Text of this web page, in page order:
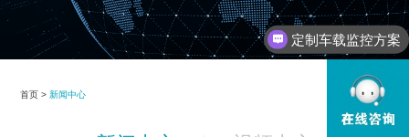
首页 > 新闻中心
定制车载监控方案
行业案例介绍